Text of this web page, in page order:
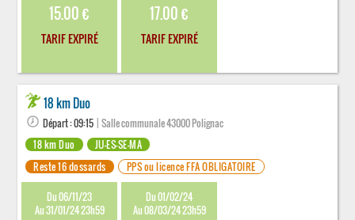
15.00 €
TARIF EXPIRÉ
17.00 €
TARIF EXPIRÉ
18 km Duo
Départ : 09:15 | Salle communale 43000 Polignac
18 km Duo
JU-ES-SE-MA
Reste 16 dossards
PPS ou licence FFA OBLIGATOIRE
Du 06/11/23
Au 31/01/24 23h59
Du 01/02/24
Au 08/03/24 23h59